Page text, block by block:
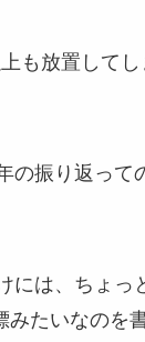
も放置してし
の振り返って
には、ちょっ
みたいなのを